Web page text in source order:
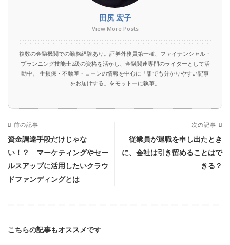
田尻 宏子
View More Posts
複数の金融機関での勤務経験あり。証券外務員第一種、ファイナンシャル・
プランニング技能士2級の資格を活かし、金融関連専門のライターとして活
動中。 生損保・不動産・ローンの情報を中心に「誰でも分かりやすい記事
をお届けする」をモットーに執筆。
前の記事
資金調達手段だけじゃな
い！？ マーケティングやセー
ルスアップに活用したいクラウ
ドファンディングとは
次の記事
従業員が退職を申し出たとき
に、会社は引き留めることはで
きる？
こちらの記事もオススメです